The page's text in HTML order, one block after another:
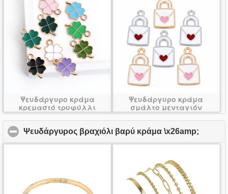
Ψευδάργυρο κράμα
κρεμαστό τρυφύλλι
Ψευδάργυρο κράμα
σμάλτο μενταγιόν
Ψευδάργυρος βραχιόλι βαρύ κράμα \x26amp;